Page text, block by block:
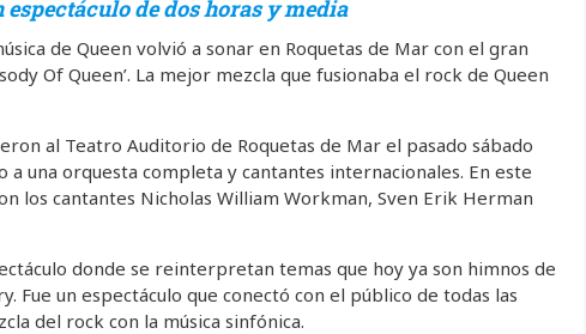
de dos horas y media
de Queen volvió a sonar en Roquetas de Mar con el gran
Of Queen’. La mejor mezcla que fusionaba el rock de Queen
al Teatro Auditorio de Roquetas de Mar el pasado sábado
una orquesta completa y cantantes internacionales. En este
los cantantes Nicholas William Workman, Sven Erik Herman
donde se reinterpretan temas que hoy ya son himnos de
Fue un espectáculo que conectó con el público de todas las
del rock con la música sinfónica.